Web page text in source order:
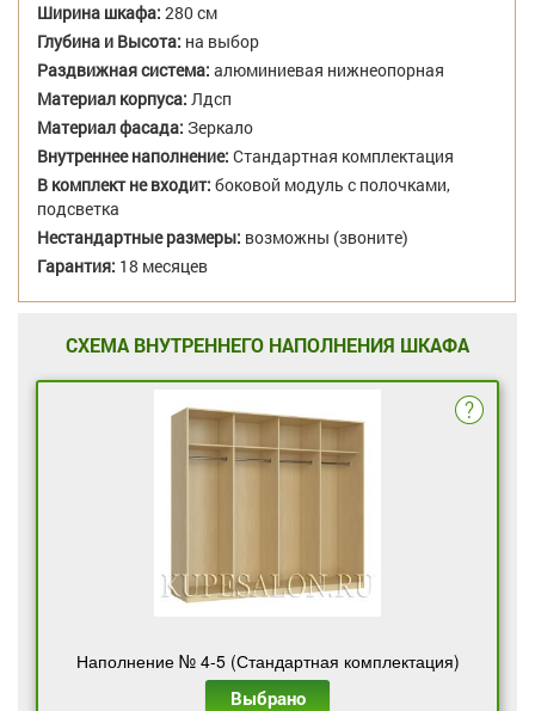
Ширина шкафа: 280 см
Глубина и Высота: на выбор
Раздвижная система: алюминиевая нижнеопорная
Материал корпуса: Лдсп
Материал фасада: Зеркало
Внутреннее наполнение: Стандартная комплектация
В комплект не входит: боковой модуль с полочками,
подсветка
Нестандартные размеры: возможны (звоните)
Гарантия: 18 месяцев
СХЕМА ВНУТРЕННЕГО НАПОЛНЕНИЯ ШКАФА
Наполнение № 4-5 (Стандартная комплектация)
Выбрано